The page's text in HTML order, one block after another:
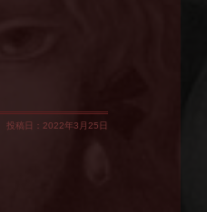
投稿日：2022年3月25日